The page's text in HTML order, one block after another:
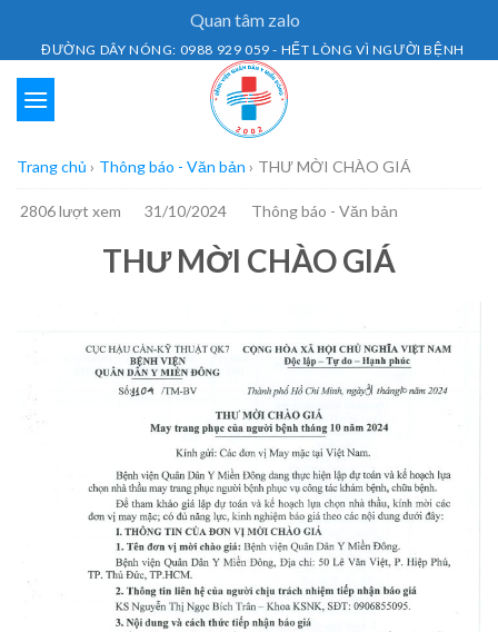
Quan tâm zalo
ĐƯỜNG DÂY NÓNG: 0988 929 059 - HẾT LÒNG VÌ NGƯỜI BỆNH
Trang chủ › Thông báo - Văn bản › THƯ MỜI CHÀO GIÁ
2806 lượt xem 31/10/2024 Thông báo - Văn bản
THƯ MỜI CHÀO GIÁ